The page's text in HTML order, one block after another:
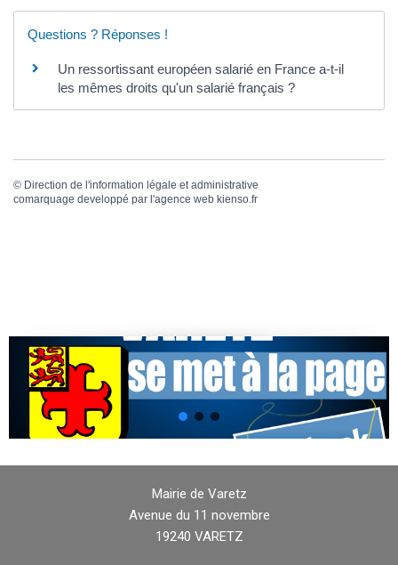
Questions ? Réponses !
Un ressortissant européen salarié en France a-t-il
les mêmes droits qu'un salarié français ?
© Direction de l'information légale et administrative
comarquage developpé par l'agence web kienso.fr
Mairie de Varetz
Avenue du 11 novembre
19240 VARETZ